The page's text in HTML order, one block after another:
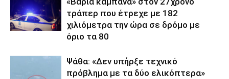
τράπερ που έτρεχε με 182
χιλιόμετρα την ώρα σε δρόμο με
όριο τα 80
Ψάθα: «Δεν υπήρξε τεχνικό
πρόβλημα με τα δύο ελικόπτερα»